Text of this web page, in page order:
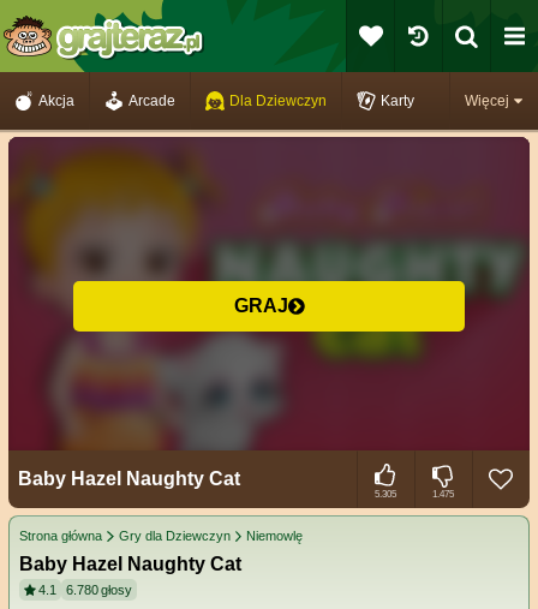
Więcej
Akcja Arcade Dla Dziewczyn Karty
GRAJ
Baby Hazel Naughty Cat
5.305 1.475
Strona główna Gry dla Dziewczyn Niemowlę
Baby Hazel Naughty Cat
4.1 6.780głosy